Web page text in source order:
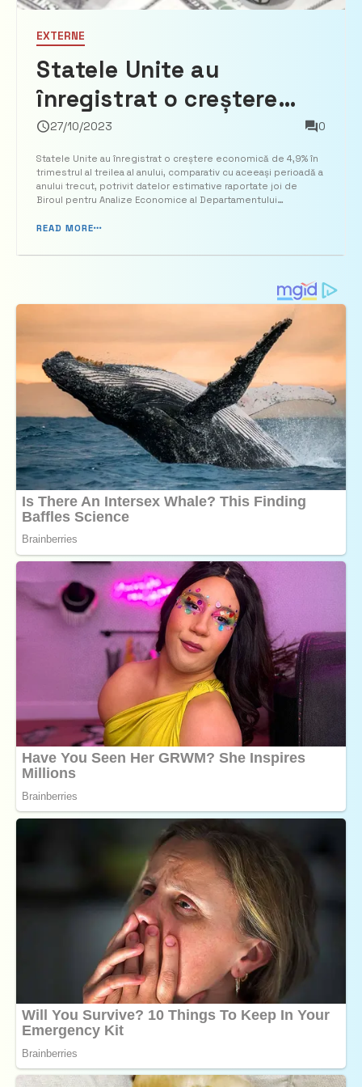
EXTERNE
Statele Unite au
înregistrat o creștere
economică de 4,9% în
trimestrul al treilea, în
principal datorită
27/10/2023 0
Statele Unite au înregistrat o creștere economică de 4,9% în
trimestrul al treilea al anului, comparativ cu aceeași perioadă a
anului trecut, potrivit datelor estimative raportate joi de
Biroul pentru Analize Economice al Departamentului
(PIB) a crescut, la nivel anual, cu 4,9% în t...
READ MORE